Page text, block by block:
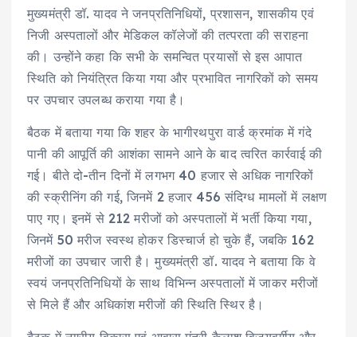
मुख्यमंत्री डॉ. यादव ने जनप्रतिनिधियों, प्रशासन, शासकीय एवं
निजी अस्पतालों और मेडिकल कॉलेजों की तत्परता की सराहना
की। उन्होंने कहा कि सभी के समन्वित प्रयासों से इस आपात
स्थिति को नियंत्रित किया गया और प्रभावित नागरिकों को समय
पर उपचार उपलब्ध कराया गया है।
बैठक में बताया गया कि शहर के भागीरथपुरा वार्ड क्रमांक में गंदे
पानी की आपूर्ति की आशंका सामने आने के बाद त्वरित कार्रवाई की
गई। बीते दो-तीन दिनों में लगभग 40 हजार से अधिक नागरिकों
की स्क्रीनिंग की गई, जिनमें 2 हजार 456 संदिग्ध मामलों में लक्षण
पाए गए। इनमें से 212 मरीजों को अस्पतालों में भर्ती किया गया,
जिनमें 50 मरीज स्वस्थ होकर डिस्चार्ज हो चुके हैं, जबकि 162
मरीजों का उपचार जारी है। मुख्यमंत्री डॉ. यादव ने बताया कि वे
स्वयं जनप्रतिनिधियों के साथ विभिन्न अस्पतालों में जाकर मरीजों
से मिले हैं और अधिकांश मरीजों की स्थिति स्थिर है।